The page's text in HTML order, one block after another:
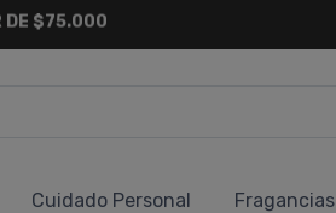
FIJAS !
Cuidado Personal Fragancias